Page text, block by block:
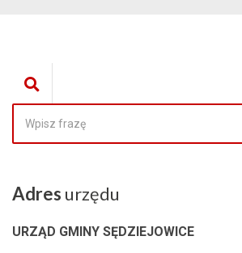
Adres urzędu
URZĄD GMINY SĘDZIEJOWICE